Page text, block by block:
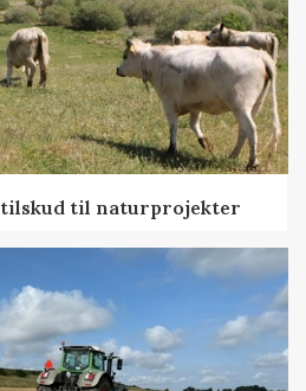
tilskud til naturprojekter